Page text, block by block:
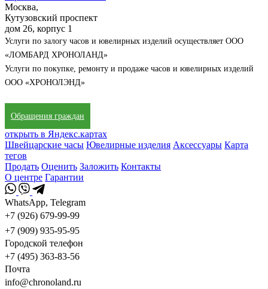
Москва,
Кутузовский проспект
дом 26, корпус 1
Услуги по залогу часов и ювелирных изделий осуществляет ООО
«ЛОМБАРД ХРОНОЛАНД»
Услуги по покупке, ремонту и продаже часов и ювелирных изделий
ООО «ХРОНОЛЭНД»
Обращения граждан
открыть в Яндекс.картах
Швейцарские часы Ювелирные изделия Аксессуары Карта
тегов
Продать Оценить Заложить Контакты
О центре Гарантии
WhatsApp, Telegram
+7 (926) 679-99-99
+7 (909) 935-95-95
Городской телефон
+7 (495) 363-83-56
Почта
info@chronoland.ru